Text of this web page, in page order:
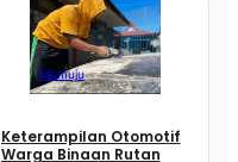
Mamuju
Keterampilan Otomotif
Warga Binaan Rutan